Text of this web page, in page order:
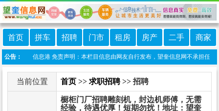
首页 拼车 招聘 门市 租房 房产 二手 商家
公告：
程序:望奎信息港 免责声明：本栏目信息由网友自行发布，望奎信息网不承担任何
当前位置 首页 >> 求职招聘>> 招聘
橱柜门厂招聘雕刻机，封边机师傅，无需
经验，待遇优厚！短期勿扰！地址：望奎